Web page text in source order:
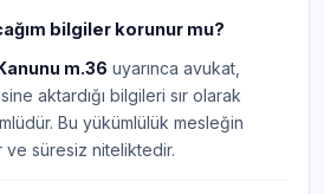
bilgiler korunur mu?
m.36 uyarınca avukat,
aktardığı bilgileri sır olarak
Bu yükümlülük mesleğin
ve süresiz niteliktedir.